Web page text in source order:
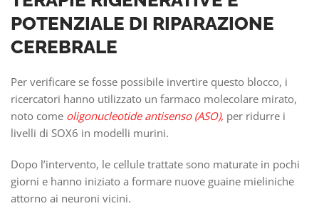
POTENZIALE DI RIPARAZIONE
CEREBRALE
Per verificare se fosse possibile invertire questo blocco, i
ricercatori hanno utilizzato un farmaco molecolare mirato,
noto come oligonucleotide antisenso (ASO), per ridurre i
livelli di SOX6 in modelli murini.
Dopo l’intervento, le cellule trattate sono maturate in pochi
giorni e hanno iniziato a formare nuove guaine mieliniche
attorno ai neuroni vicini.